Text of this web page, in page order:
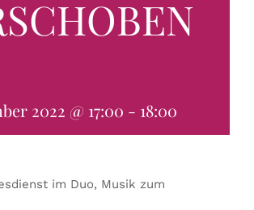
2022 @ 17:00 - 18:00
im Duo, Musik zum